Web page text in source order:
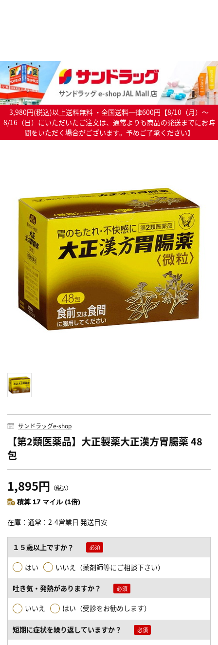
3,980円(税込)以上送料無料 ・全国送料一律600円【8/10（月）～
8/16（日）にいただいたご注文は、通常よりも商品の発送までにお時
間をいただく場合がございます。予めご了承ください】
サンドラッグe-shop
【第2類医薬品】大正製薬大正漢方胃腸薬 48
包
1,895円 （税込）
積算 17 マイル (1倍)
在庫 通常：2-4営業日 発送目安
１５歳以上ですか？
はい いいえ（薬剤師等にご相談下さい）
吐き気・発熱がありますか？
いいえ はい（受診をお勧めします）
短期に症状を繰り返していますか？